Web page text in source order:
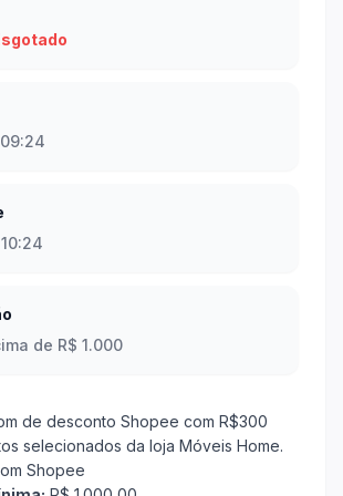
de R$ 1.000
de desconto Shopee com R$300
selecionados da loja Móveis Home.
Shopee